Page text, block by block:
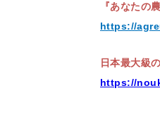
『あなたの
https://
日本最大級
https://